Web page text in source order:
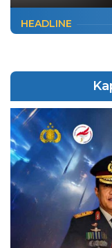
HEADLINE